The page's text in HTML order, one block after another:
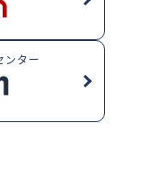
ンター